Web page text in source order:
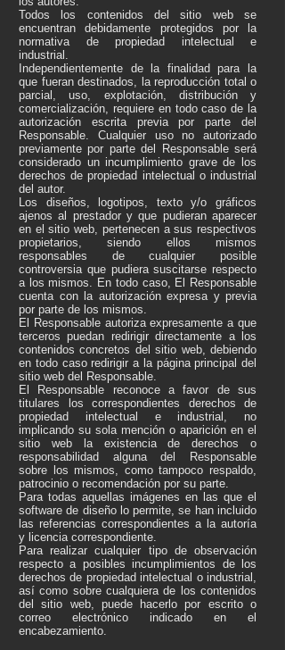
Todos los contenidos del sitio web se
encuentran debidamente protegidos por la
normativa de propiedad intelectual e
industrial.
Independientemente de la finalidad para la
que fueran destinados, la reproducción total o
parcial, uso, explotación, distribución y
comercialización, requiere en todo caso de la
autorización escrita previa por parte del
Responsable. Cualquier uso no autorizado
previamente por parte del Responsable será
considerado un incumplimiento grave de los
derechos de propiedad intelectual o industrial
del autor.
Los diseños, logotipos, texto y/o gráficos
ajenos al prestador y que pudieran aparecer
en el sitio web, pertenecen a sus respectivos
propietarios, siendo ellos mismos
responsables de cualquier posible
controversia que pudiera suscitarse respecto
a los mismos. En todo caso, El Responsable
cuenta con la autorización expresa y previa
por parte de los mismos.
El Responsable autoriza expresamente a que
terceros puedan redirigir directamente a los
contenidos concretos del sitio web, debiendo
en todo caso redirigir a la página principal del
sitio web del Responsable.
El Responsable reconoce a favor de sus
titulares los correspondientes derechos de
propiedad intelectual e industrial, no
implicando su sola mención o aparición en el
sitio web la existencia de derechos o
responsabilidad alguna del Responsable
sobre los mismos, como tampoco respaldo,
patrocinio o recomendación por su parte.
Para todas aquellas imágenes en las que el
software de diseño lo permite, se han incluido
las referencias correspondientes a la autoría
y licencia correspondiente.
Para realizar cualquier tipo de observación
respecto a posibles incumplimientos de los
derechos de propiedad intelectual o industrial,
así como sobre cualquiera de los contenidos
del sitio web, puede hacerlo por escrito o
correo electrónico indicado en el
encabezamiento.